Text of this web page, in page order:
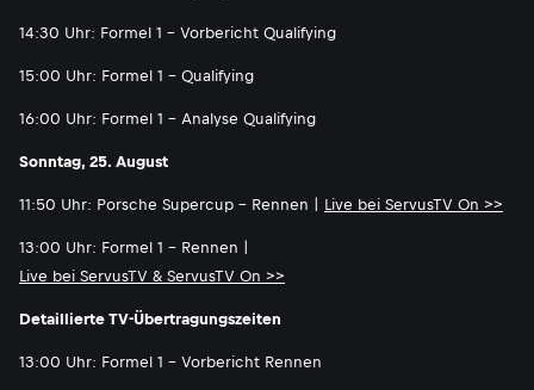
14:30 Uhr: Formel 1 - Vorbericht Qualifying
15:00 Uhr: Formel 1 - Qualifying
16:00 Uhr: Formel 1 - Analyse Qualifying
Sonntag, 25. August
11:50 Uhr: Porsche Supercup - Rennen | Live bei ServusTV On >>
13:00 Uhr: Formel 1 - Rennen |
Live bei ServusTV & ServusTV On >>
Detaillierte TV-Übertragungszeiten
13:00 Uhr: Formel 1 - Vorbericht Rennen